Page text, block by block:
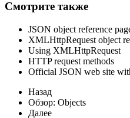
Смотрите также
JSON object reference
XMLHttpRequest object
Using XMLHttpRequest
HTTP request methods
Official JSON web site
Назад
Обзор: Objects
Далее